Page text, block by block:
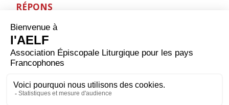
RÉPONS
sa fidélité en faveur d'Israël, alléluia.
ORAISON
Seigneur, sois la lumière de ton peuple et brûle toujours
pas à reconnaître son Sauveur et pourra se donner à lui
en toute vérité.